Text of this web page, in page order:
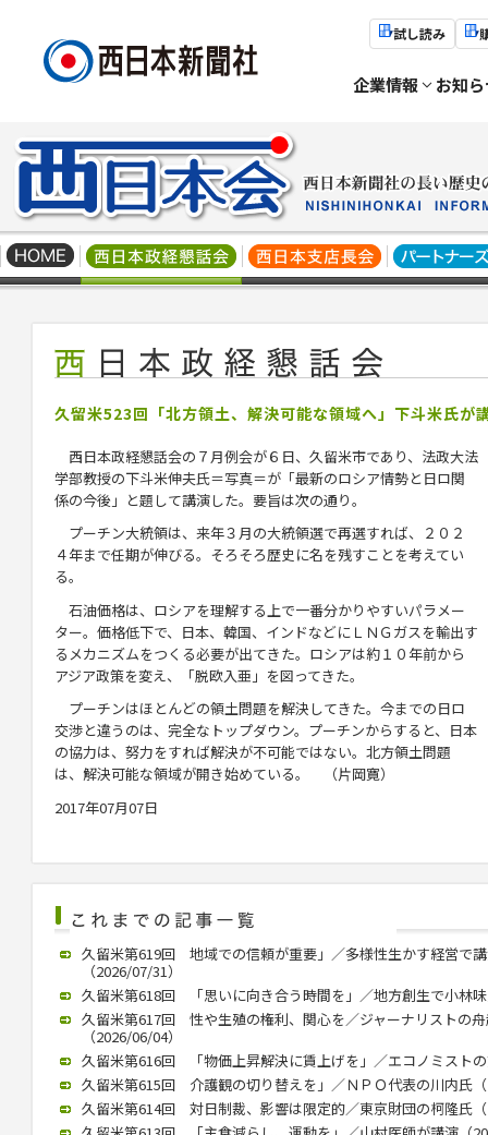
試し読み
企業情報 お知
久留米523回「北方領土、解決可能な領域へ」下斗米氏が
西日本政経懇話会の７月例会が６日、久留米市であり、法政大法
学部教授の下斗米伸夫氏＝写真＝が「最新のロシア情勢と日ロ関
係の今後」と題して講演した。要旨は次の通り。
プーチン大統領は、来年３月の大統領選で再選すれば、２０２
４年まで任期が伸びる。そろそろ歴史に名を残すことを考えてい
る。
石油価格は、ロシアを理解する上で一番分かりやすいパラメー
ター。価格低下で、日本、韓国、インドなどにＬＮＧガスを輸出す
るメカニズムをつくる必要が出てきた。ロシアは約１０年前から
アジア政策を変え、「脱欧入亜」を図ってきた。
プーチンはほとんどの領土問題を解決してきた。今までの日ロ
交渉と違うのは、完全なトップダウン。プーチンからすると、日本
の協力は、努力をすれば解決が不可能ではない。北方領土問題
は、解決可能な領域が開き始めている。 （片岡寛）
2017年07月07日
久留米第619回 地域での信頼が重要」／多様性生かす経営で
（2026/07/31）
久留米第618回 「思いに向き合う時間を」／地方創生で小林
久留米第617回 性や生殖の権利、関心を／ジャーナリストの
（2026/06/04）
久留米第616回 「物価上昇解決に賃上げを」／エコノミスト
久留米第615回 介護観の切り替えを」／ＮＰＯ代表の川内氏
久留米第614回 対日制裁、影響は限定的／東京財団の柯隆氏